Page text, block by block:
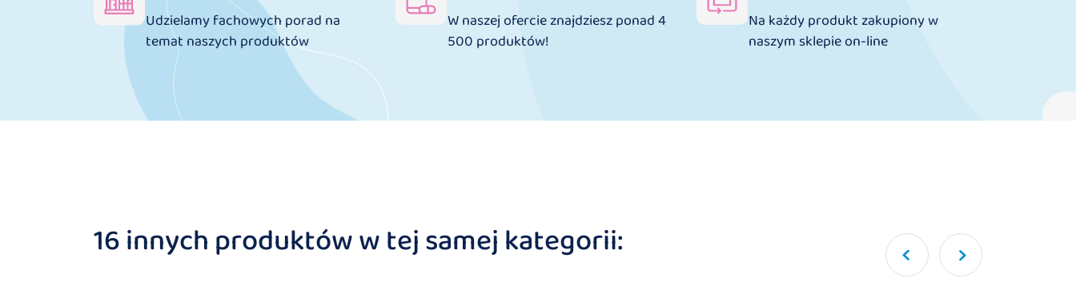
Udzielamy fachowych porad na
temat naszych produktów
W naszej ofercie znajdziesz ponad 4
500 produktów!
Na każdy produkt zakupiony w
naszym sklepie on-line
16 innych produktów w tej samej kategorii: